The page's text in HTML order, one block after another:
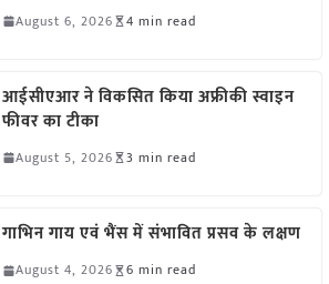
August 6, 2026 4 min read
आईसीएआर ने विकसित किया अफ्रीकी स्वाइन
फीवर का टीका
August 5, 2026 3 min read
गाभिन गाय एवं भैंस में संभावित प्रसव के लक्षण
August 4, 2026 6 min read